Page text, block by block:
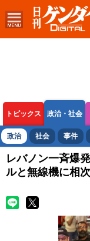
トピックス 政治・社会
ボートレース 競輪
政治 社会 事件
レバノン一斉爆
ルと無線機に相